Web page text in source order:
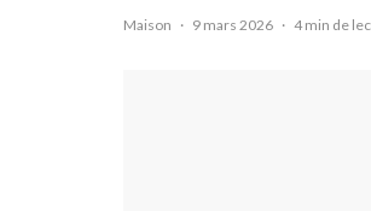
Maison · 9 mars 2026 · 4 min de